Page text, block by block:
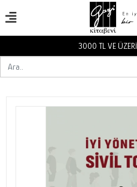
3000 TL VE